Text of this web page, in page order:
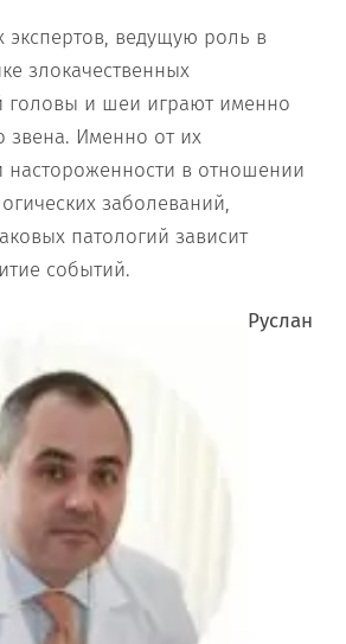
ведущую роль в
злокачественных
головы и шеи играют именно
звена. Именно от их
настороженности в отношении
заболеваний,
патологий зависит
событий.
Руслан